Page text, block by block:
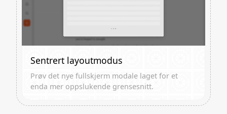
Sentrert layoutmodus
Prøv det nye fullskjerm modale laget for et
enda mer oppslukende grensesnitt.